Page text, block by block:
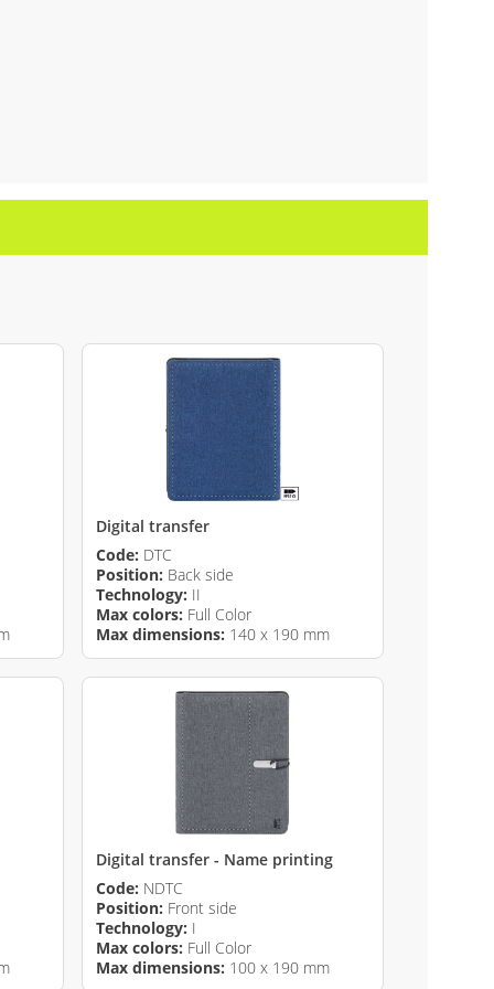
Digital transfer
Code: DTC
Position: Back side
Technology: II
Max colors: Full Color
Max dimensions: 140 x 190 mm
Digital transfer - Name printing
Code: NDTC
Position: Front side
Technology: I
Max colors: Full Color
Max dimensions: 100 x 190 mm